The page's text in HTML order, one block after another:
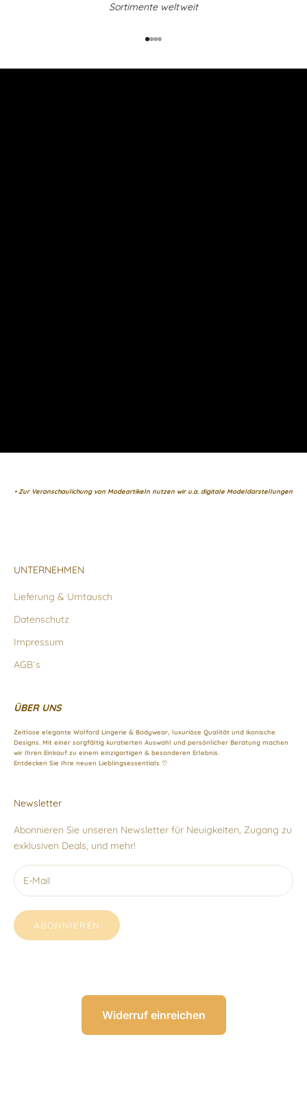
Sortimente weltweit
Gehe zu Element 1
Gehe zu Element 2
Gehe zu Element 3
Gehe zu Element 4
• Zur Veranschaulichung von Modeartikeln nutzen wir u.a. digitale Modeldarstellungen
UNTERNEHMEN
Lieferung & Umtausch
Datenschutz
Impressum
AGB´s
ÜBER UNS
Zeitlose elegante Wolford Lingerie & Bodywear, luxuriöse Qualität und ikonische
Designs. Mit einer sorgfältig kuratierten Auswahl und persönlicher Beratung machen
wir Ihren Einkauf zu einem einzigartigen & besonderen Erlebnis.
Entdecken Sie Ihre neuen Lieblingsessentials ♡
Newsletter
Abonnieren Sie unseren Newsletter für Neuigkeiten, Zugang zu
exklusiven Deals, und mehr!
ABONNIEREN
Widerruf einreichen